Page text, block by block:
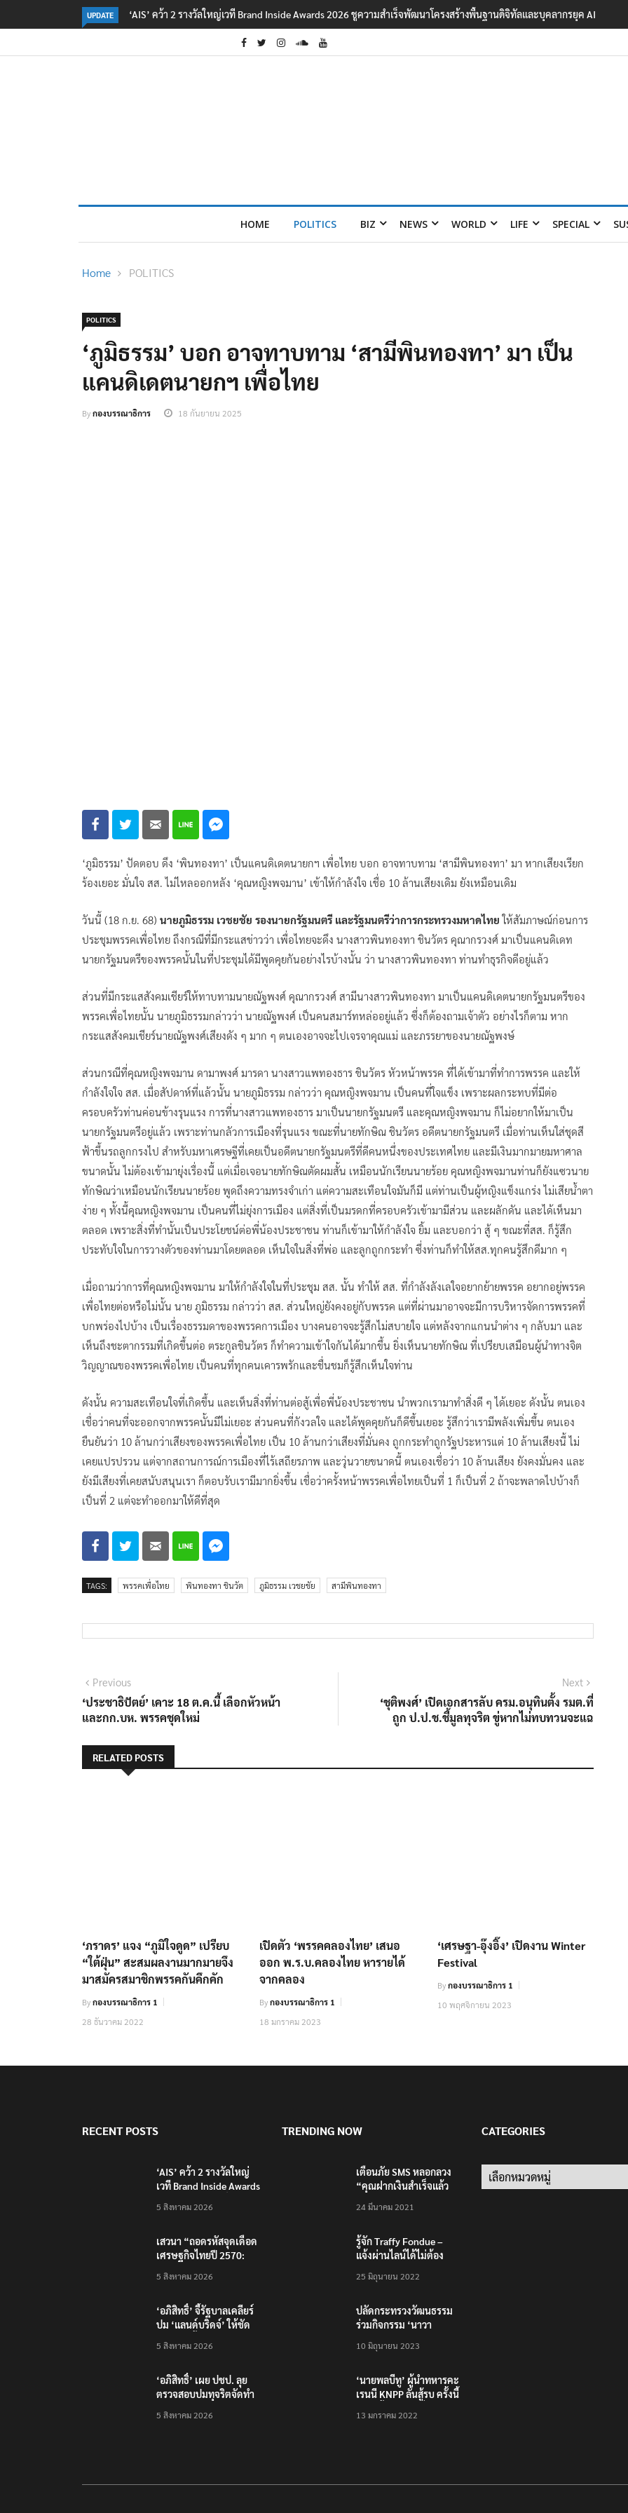
UPDATE ‘AIS’ คว้า 2 รางวัลใหญ่เวที Brand Inside Awards 2026 ชูความสำเร็จพัฒนาโครงสร้างพื้นฐานดิจิทัลและบุคลากรยุค AI
HOME POLITICS BIZ NEWS WORLD LIFE SPECIAL
Home POLITICS
POLITICS
‘ภูมิธรรม’ บอก อาจทาบทาม ‘สามีพินทองทา’ มา เป็น
แคนดิเดตนายกฯ เพื่อไทย
Byกองบรรณาธิการ 18 กันยายน 2025
‘ภูมิธรรม’ ปัดตอบ ดึง ‘พินทองทา’ เป็นแคนดิเดตนายกฯ เพื่อไทย บอก อาจทาบทาม ‘สามีพินทองทา’ มา หากเสียงเรียก
ร้องเยอะ มั่นใจ สส. ไม่ไหลออกหลัง ‘คุณหญิงพจมาน’ เข้าให้กำลังใจ เชื่อ 10 ล้านเสียงเดิม ยังเหมือนเดิม
วันนี้ (18 ก.ย. 68) นายภูมิธรรม เวชยชัย รองนายกรัฐมนตรี และรัฐมนตรีว่าการกระทรวงมหาดไทย ให้สัมภาษณ์ก่อนการ
ประชุมพรรคเพื่อไทย ถึงกรณีที่มีกระแสข่าวว่า เพื่อไทยจะดึง นางสาวพินทองทา ชินวัตร คุณากรวงศ์ มาเป็นแคนดิเดท
นายกรัฐมนตรีของพรรคนั้นในที่ประชุมได้มีพูดคุยกันอย่างไรบ้างนั้น ว่า นางสาวพินทองทา ท่านทำธุรกิจดีอยู่แล้ว
ส่วนที่มีกระแสสังคมเชียร์ให้ทาบทามนายณัฐพงศ์ คุณากรวงศ์ สามีนางสาวพินทองทา มาเป็นแคนดิเดตนายกรัฐมนตรีของ
พรรคเพื่อไทยนั้น นายภูมิธรรมกล่าวว่า นายณัฐพงศ์ เป็นคนสมาร์ทหล่ออยู่แล้ว ซึ่งก็ต้องถามเจ้าตัว อย่างไรก็ตาม หาก
กระแสสังคมเชียร์นายณัฐพงศ์เสียงดัง ๆ มาก ๆ ตนเองอาจจะไปเจรจาคุณแม่ และภรรยาของนายณัฐพงษ์
ส่วนกรณีที่คุณหญิงพจมาน ดามาพงศ์ มารดา นางสาวแพทองธาร ชินวัตร หัวหน้าพรรค ที่ได้เข้ามาที่ทำการพรรค และให้
กำลังใจใจ สส. เมื่อสัปดาห์ที่แล้วนั้น นายภูมิธรรม กล่าวว่า คุณหญิงพจมาน เป็นคนที่ใจแข็ง เพราะผลกระทบที่มีต่อ
ครอบครัวท่านค่อนข้างรุนแรง การที่นางสาวแพทองธาร มาเป็นนายกรัฐมนตรี และคุณหญิงพจมาน ก็ไม่อยากให้มาเป็น
นายกรัฐมนตรีอยู่แล้ว เพราะท่านกลัวการเมืองที่รุนแรง ขณะที่นายทักษิณ ชินวัตร อดีตนายกรัฐมนตรี เมื่อท่านเห็นใส่ชุดสี
ฟ้าขึ้นรถลูกกรงไป สำหรับมหาเศรษฐีที่เคยเป็นอดีตนายกรัฐมนตรีที่ดีคนหนึ่งของประเทศไทย และมีเงินมากมายมหาศาล
ขนาดนั้น ไม่ต้องเข้ามายุ่งเรื่องนี้ แต่เมื่อเจอนายทักษิณตัดผมสั้น เหมือนนักเรียนนายร้อย คุณหญิงพจมานท่านก็ยังแซวนาย
ทักษิณว่าเหมือนนักเรียนนายร้อย พูดถึงความทรงจำเก่า แต่ความสะเทือนใจมันก็มี แต่ท่านเป็นผู้หญิงแข็งแกร่ง ไม่เสียน้ำตา
ง่าย ๆ ทั้งนี้คุณหญิงพจมาน เป็นคนที่ไม่ยุ่งการเมือง แต่สิ่งที่เป็นมรดกที่ครอบครัวเข้ามามีส่วน และผลักดัน และได้เห็นมา
ตลอด เพราะสิ่งที่ทำนั้นเป็นประโยชน์ต่อพี่น้องประชาชน ท่านก็เข้ามาให้กำลังใจ ยิ้ม และบอกว่า สู้ ๆ ขณะที่สส. ก็รู้สึก
ประทับใจในการวางตัวของท่านมาโดยตลอด เห็นใจในสิ่งที่พ่อ และลูกถูกกระทำ ซึ่งท่านก็ทำให้สส.ทุกคนรู้สึกดีมาก ๆ
เมื่อถามว่าการที่คุณหญิงพจมาน มาให้กำลังใจในที่ประชุม สส. นั้น ทำให้ สส. ที่กำลังลังเลใจอยากย้ายพรรค อยากอยู่พรรค
เพื่อไทยต่อหรือไม่นั้น นาย ภูมิธรรม กล่าวว่า สส. ส่วนใหญ่ยังคงอยู่กับพรรค แต่ที่ผ่านมาอาจจะมีการบริหารจัดการพรรคที่
บกพร่องไปบ้าง เป็นเรื่องธรรมดาของพรรคการเมือง บางคนอาจจะรู้สึกไม่สบายใจ แต่หลังจากแกนนำต่าง ๆ กลับมา และ
เห็นถึงชะตากรรมที่เกิดขึ้นต่อ ตระกูลชินวัตร ก็ทำความเข้าใจกันได้มากขึ้น ยิ่งเห็นนายทักษิณ ที่เปรียบเสมือนผู้นำทางจิต
วิญญาณของพรรคเพื่อไทย เป็นคนที่ทุกคนเคารพรักและชื่นชมก็รู้สึกเห็นใจท่าน
ดังนั้น ความสะเทือนใจที่เกิดขึ้น และเห็นสิ่งที่ท่านต่อสู้เพื่อพี่น้องประชาชน นำพวกเรามาทำสิ่งดี ๆ ได้เยอะ ดังนั้น ตนเอง
เชื่อว่าคนที่จะออกจากพรรคนั้นมีไม่เยอะ ส่วนคนที่กังวลใจ และได้พูดคุยกันก็ดีขึ้นเยอะ รู้สึกว่าเรามีพลังเพิ่มขึ้น ตนเอง
ยืนยันว่า 10 ล้านกว่าเสียงของพรรคเพื่อไทย เป็น 10 ล้านกว่าเสียงที่มั่นคง ถูกกระทำถูกรัฐประหารแต่ 10 ล้านเสียงนี้ ไม่
เคยแปรปรวน แต่จากสถานการณ์การเมืองที่ไร้เสถียรภาพ และวุ่นวายขนาดนี้ ตนเองเชื่อว่า 10 ล้านเสียง ยังคงมั่นคง และ
ยังมีเสียงที่เคยสนับสนุนเรา ก็ตอบรับเรามีมากยิ่งขึ้น เชื่อว่าครั้งหน้าพรรคเพื่อไทยเป็นที่ 1 ก็เป็นที่ 2 ถ้าจะพลาดไปบ้างก็
เป็นที่ 2 แต่จะทำออกมาให้ดีที่สุด
TAGS: พรรคเพื่อไทย พินทองทา ชินวัต ภูมิธรรม เวชยชัย สามีพินทองทา
แนะแนว
เรื่อง
PreviousPrevious
post:
‘ประชาธิปัตย์’ เคาะ 18 ต.ค.นี้ เลือกหัวหน้า
และกก.บห. พรรคชุดใหม่
Next
‘ชุติพงศ์’ เปิดเอกสารลับ ครม.อนุทินตั้ง รมต.ที่
ถูก ป.ป.ช.ชี้มูลทุจริต ขู่หากไม่ทบทวนจะแฉ
RELATED POSTS
‘ภราดร’ แจง “ภูมิใจดูด” เปรียบ
“ใต้ฝุ่น” สะสมผลงานมากมายจึง
มาสมัครสมาชิกพรรคกันคึกคัก
Byกองบรรณาธิการ 1
28 ธันวาคม 2022
เปิดตัว ‘พรรคคลองไทย’ เสนอ
ออก พ.ร.บ.คลองไทย หารายได้
จากคลอง
Byกองบรรณาธิการ 1
18 มกราคม 2023
‘เศรษฐา-อุ๊งอิ๊ง’ เปิดงาน Winter
Festival
Byกองบรรณาธิการ 1
10 พฤศจิกายน 2023
RECENT POSTS
‘AIS’ คว้า 2 รางวัลใหญ่
เวที Brand Inside Awards
โครงสร้างพื้นฐานดิจิทัล
5 สิงหาคม 2026
เสวนา “ถอดรหัสจุดเดือด
เศรษฐกิจไทยปี 2570:
ธุรกิจไทยจะรับมือ
5 สิงหาคม 2026
‘อภิสิทธิ์’ จี้รัฐบาลเคลียร์
ปม ‘แลนด์บริดจ์’ ให้ชัด
5 สิงหาคม 2026
‘อภิสิทธิ์’ เผย ปชป. ลุย
ตรวจสอบปมทุจริตจัดทำ
สสว.
5 สิงหาคม 2026
TRENDING NOW
เตือนภัย SMS หลอกลวง
“คุณฝากเงินสำเร็จแล้ว
200,000 บาท”
24 มีนาคม 2021
รู้จัก Traffy Fondue –
แจ้งผ่านไลน์ได้ไม่ต้อง
ทั่วไทย ไม่ใช่แค่ในกรุง
25 มิถุนายน 2022
ปลัดกระทรวงวัฒนธรรม
ร่วมกิจกรรม ‘นาวา
ตักบาตรทางน้ำ
10 มิถุนายน 2023
‘นายพลบีทู’ ผู้นำทหารคะ
เรนนี KNPP ลั่นสู้รบ ครั้งนี้
ประชาชนต้องชนะ
13 มกราคม 2022
CATEGORIES
Categories